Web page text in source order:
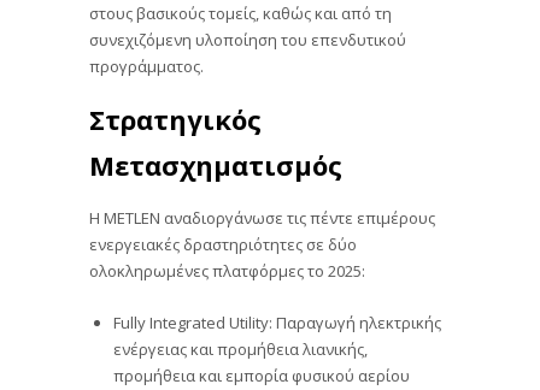
στους βασικούς τομείς, καθώς και από τη
συνεχιζόμενη υλοποίηση του επενδυτικού
προγράμματος.
Στρατηγικός
Μετασχηματισμός
Η METLEN αναδιοργάνωσε τις πέντε επιμέρους
ενεργειακές δραστηριότητες σε δύο
ολοκληρωμένες πλατφόρμες το 2025:
Fully Integrated Utility: Παραγωγή ηλεκτρικής
ενέργειας και προμήθεια λιανικής,
προμήθεια και εμπορία φυσικού αερίου